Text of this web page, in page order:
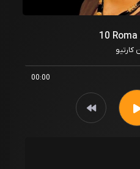
10
کارتیو
00:00